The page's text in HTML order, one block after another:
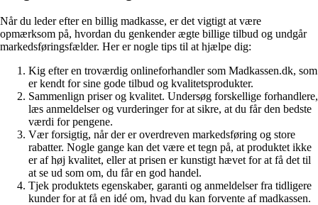
Når du leder efter en billig madkasse, er det vigtigt at være
opmærksom på, hvordan du genkender ægte billige tilbud og undgår
markedsføringsfælder. Her er nogle tips til at hjælpe dig:
Kig efter en troværdig onlineforhandler som Madkassen.dk, som
er kendt for sine gode tilbud og kvalitetsprodukter.
Sammenlign priser og kvalitet. Undersøg forskellige forhandlere,
læs anmeldelser og vurderinger for at sikre, at du får den bedste
værdi for pengene.
Vær forsigtig, når der er overdreven markedsføring og store
rabatter. Nogle gange kan det være et tegn på, at produktet ikke
er af høj kvalitet, eller at prisen er kunstigt hævet for at få det til
at se ud som om, du får en god handel.
Tjek produktets egenskaber, garanti og anmeldelser fra tidligere
kunder for at få en idé om, hvad du kan forvente af madkassen.